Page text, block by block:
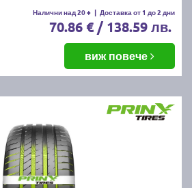
Налични над 20 + | Доставка от 1 до 2 дни
70.86 € / 138.59 лв.
виж повече